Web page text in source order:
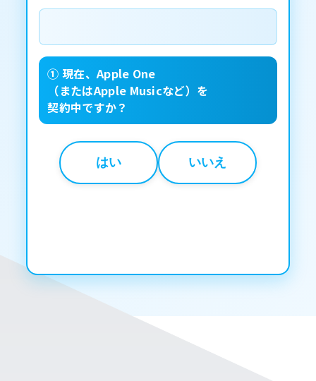
① 現在、Apple One
（またはApple Musicなど）を
契約中ですか？
はい いいえ